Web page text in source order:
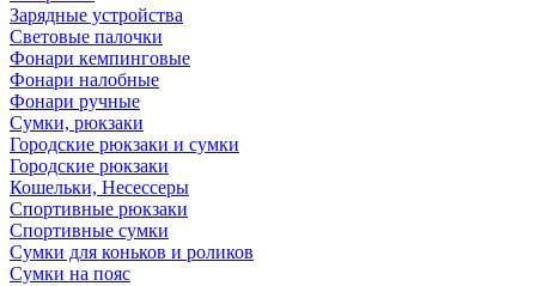
Зарядные устройства
Световые палочки
Фонари кемпинговые
Фонари налобные
Фонари ручные
Сумки, рюкзаки
Городские рюкзаки и сумки
Городские рюкзаки
Кошельки, Несессеры
Спортивные рюкзаки
Спортивные сумки
Сумки для коньков и роликов
Сумки на пояс